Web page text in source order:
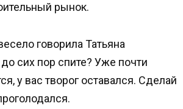
рынок.
говорила Татьяна
сих пор спите? Уже почти
у вас творог оставался. Сделай